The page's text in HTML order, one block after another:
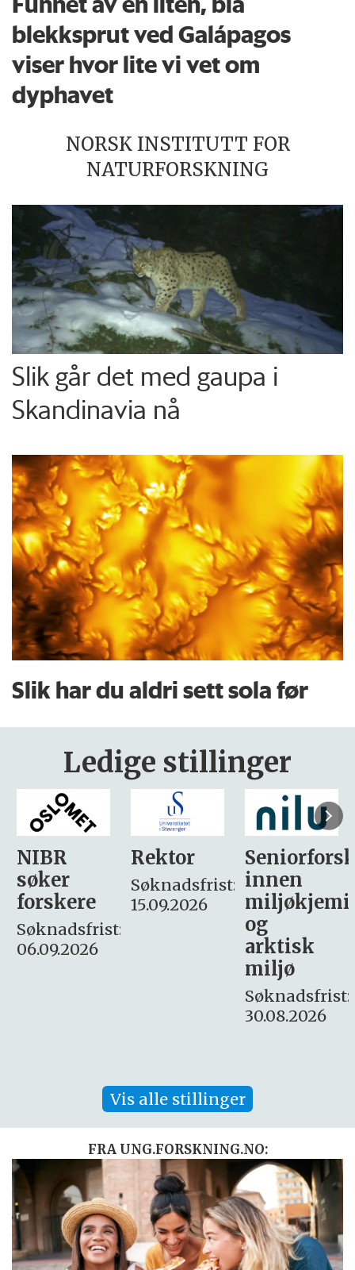
blekksprut ved Galápagos
viser hvor lite vi vet om
dyphavet
NORSK INSTITUTT FOR
NATURFORSKNING
Slik går det med gaupa i
Skandinavia nå
Slik har du aldri sett sola før
Ledige stillinger
Rektor
Søknadsfrist:
15.09.2026
Seniorforsker
innen
miljøkjemi
søker
– fast
Søknadsfrist:
16. august.
Vis alle stillinger
FRA UNG.FORSKNING.NO: